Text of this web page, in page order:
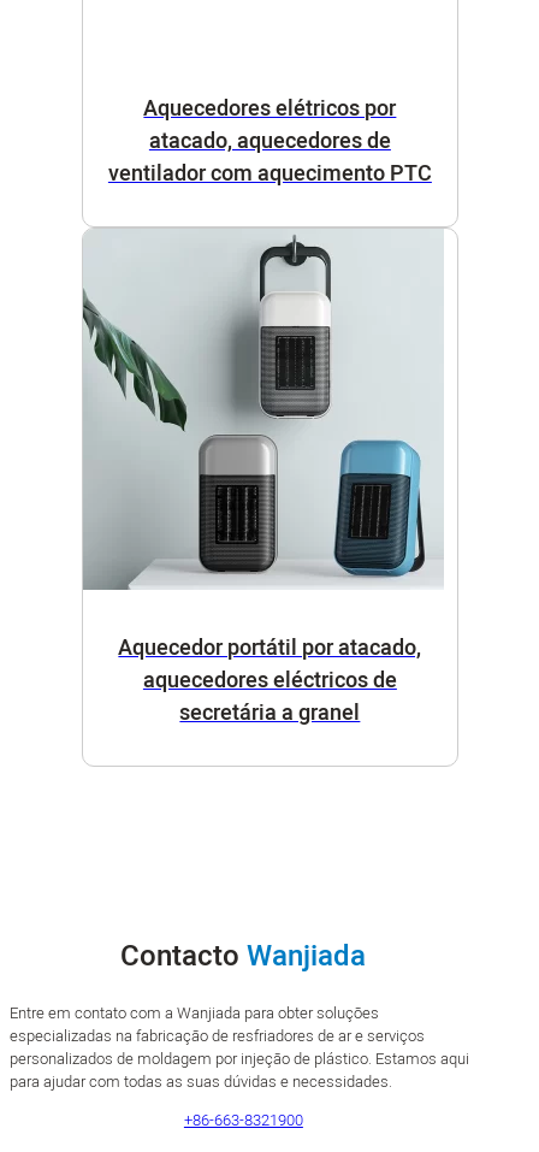
Aquecedores elétricos por
atacado, aquecedores de
ventilador com aquecimento PTC
Aquecedor portátil por atacado,
aquecedores eléctricos de
secretária a granel
ContactoWanjiada
Entre em contato com a Wanjiada para obter soluções
especializadas na fabricação de resfriadores de ar e serviços
personalizados de moldagem por injeção de plástico. Estamos aqui
para ajudar com todas as suas dúvidas e necessidades.
+86-663-8321900